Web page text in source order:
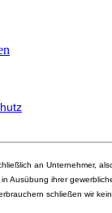
an Unternehmer,
Ausübung ihrer
schließen wir